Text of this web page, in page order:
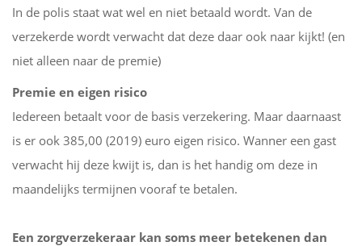
In de polis staat wat wel en niet betaald wordt. Van de
verzekerde wordt verwacht dat deze daar ook naar kijkt! (en
niet alleen naar de premie)
Premie en eigen risico
Iedereen betaalt voor de basis verzekering. Maar daarnaast
is er ook 385,00 (2019) euro eigen risico. Wanner een gast
verwacht hij deze kwijt is, dan is het handig om deze in
maandelijks termijnen vooraf te betalen.
Een zorgverzekeraar kan soms meer betekenen dan